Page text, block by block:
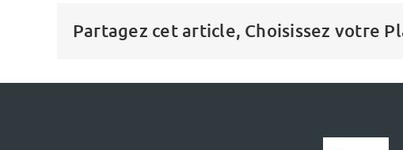
Partagez cet article, Choisissez votre